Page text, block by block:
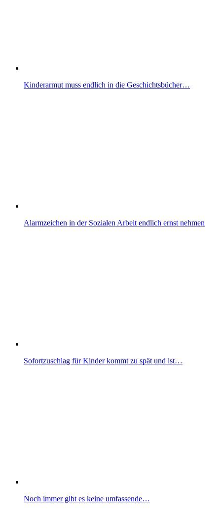
Kinderarmut muss endlich in die Geschichtsbücher…
Alarmzeichen in der Sozialen Arbeit endlich ernst nehmen
Sofortzuschlag für Kinder kommt zu spät und ist…
Noch immer gibt es keine umfassende…